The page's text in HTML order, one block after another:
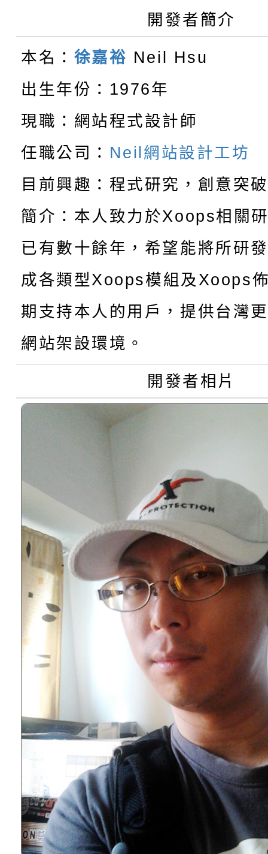
敬師藝文競賽』實施計
【甄選結果(第11招)】
學年度第1學期第7次代
結果(第11招)
【甄選結果(第3招)】
學年度第1學期第9次代
結果(第3招)
【甄選結果(第4招)】
學年度第1學期第9次代
結果(第4招)
【甄選結果(第12招)】
學年度第1學期第7次代
結果(第12招)
轉知：桃園市115學年
賽及師生本土語及新住
賽實施要點
轉知：「桃園市115學
比賽實施要點」
轉知：「115年金融知
動辦法」
轉知臺中市政府政風處
城市手牽手，綠能透明
畫影片一案
轉知：「115學年度全
劇比賽實施要點」及修
表
轉知：桃園市115年度
敬師藝文競賽』實施計
【甄選結果(第11招)】
學年度第1學期第7次
結果(第11招)
【甄選結果(第3招)】
學年度第1學期第9次代
結果(第3招)
開發者簡介
本名： 徐嘉裕 Neil Hsu
出生年份：1976年
現職：網站程式設計師
任職公司： Neil網站設計工坊
目前興趣：程式研究，創意突
簡介：本人致力於Xoops相關
已有數十餘年，希望能將所研
成各類型Xoops模組及Xoops
期支持本人的用戶，提供台灣
網站架設環境。
開發者相片